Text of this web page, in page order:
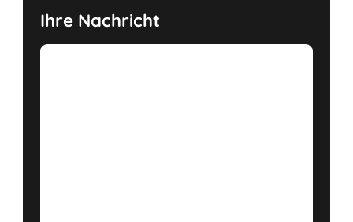
Ihre Nachricht